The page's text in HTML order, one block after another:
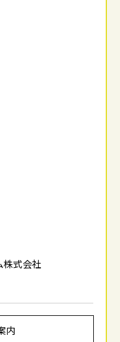
株式会社
内